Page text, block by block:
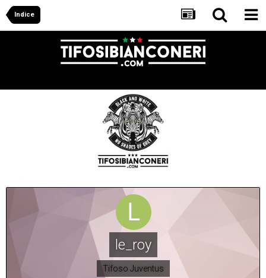
Indice
le_roy
Tifoso Juventus